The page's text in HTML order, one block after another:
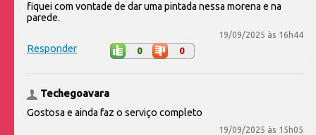
fiquei com vontade de dar uma pintada nessa morena e na
parede.
19/09/2025 às 16h44
Responder 0 0
Techegoavara
Gostosa e ainda faz o serviço completo
19/09/2025 às 15h05